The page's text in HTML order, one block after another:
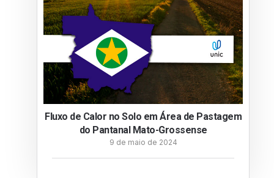
Fluxo de Calor no Solo em Área de Pastagem
do Pantanal Mato-Grossense
9 de maio de 2024